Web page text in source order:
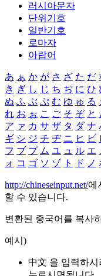
러시아문자
단위기호
일반기호
로마자
아랍어
あ ぁ か が さ ざ た だ
き ぎ し じ ち ぢ に ひ
ぬ ふ ぶ ぷ む ゆ ゅ る
れ お ぉ こ ご そ ぞ と
ア ァ カ サ ザ タ ダ ナ
ギ シ ジ チ ヂ ニ ヒ ビ
フ ブ プ ム ユ ュ ル エ
ォ コ ゴ ソ ゾ ト ド ノ
http://chineseinput.net/에
할 수 있습니다.
변환된 중국어를 복사
예시)
中文 을 입력하시